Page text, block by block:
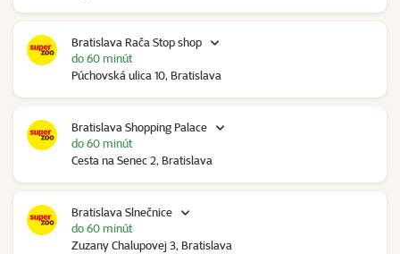
Bratislava Rača Stop shop
Púchovská ulica 10, Bratislava
do 60 minút
Bratislava Shopping Palace
Cesta na Senec 2, Bratislava
do 60 minút
Bratislava Slnečnice
Zuzany Chalupovej 3, Bratislava
do 60 minút